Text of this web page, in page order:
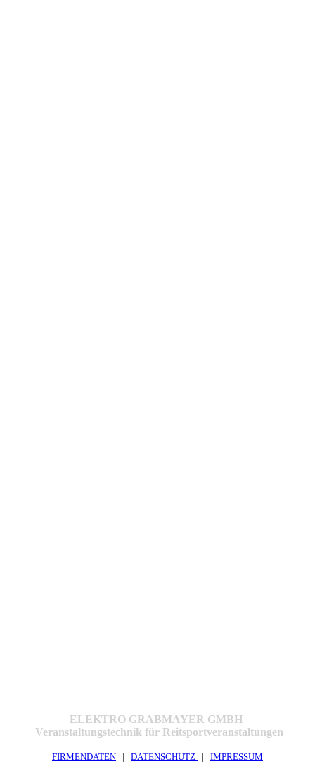
ELEKTRO GRABMAYER GMBH
Veranstaltungstechnik für Reitsportveranstaltungen
FIRMENDATEN DATENSCHUTZ IMPRESSUM